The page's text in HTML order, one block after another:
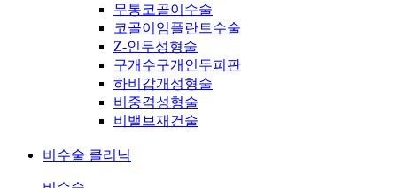
무통코골이수술
코골이임플란트수술
Z-인두성형술
구개수구개인두피판
하비갑개성형술
비중격성형술
비밸브재건술
비수술 클리닉